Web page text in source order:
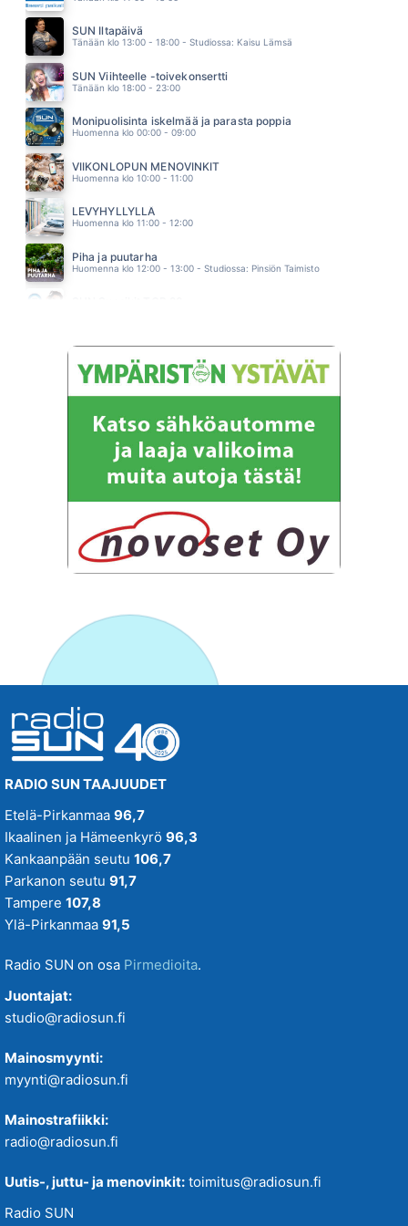
IDA PAUL & KALLE LINDROTH
03.28
JONNA TERVOMAA
03.25
SUN Iltapäivä
Tänään klo 13:00 - 18:00 - Studiossa: Kaisu Lämsä
SUN Viihteelle -toivekonsertti
Tänään klo 18:00 - 23:00
Monipuolisinta iskelmää ja parasta poppia
Huomenna klo 00:00 - 09:00
VIIKONLOPUN MENOVINKIT
Huomenna klo 10:00 - 11:00
LEVYHYLLYLLÄ
Huomenna klo 11:00 - 12:00
Piha ja puutarha
Huomenna klo 12:00 - 13:00 - Studiossa: Pinsiön Taimisto
RADIO SUN TAAJUUDET
Etelä-Pirkanmaa 96,7
Ikaalinen ja Hämeenkyrö 96,3
Kankaanpään seutu 106,7
Parkanon seutu 91,7
Tampere 107,8
Ylä-Pirkanmaa 91,5
Radio SUN on osa Pirmedioita.
Juontajat:
studio@radiosun.fi
Mainosmyynti:
myynti@radiosun.fi
Mainostrafiikki:
radio@radiosun.fi
Uutis-, juttu- ja menovinkit: toimitus@radiosun.fi
Radio SUN